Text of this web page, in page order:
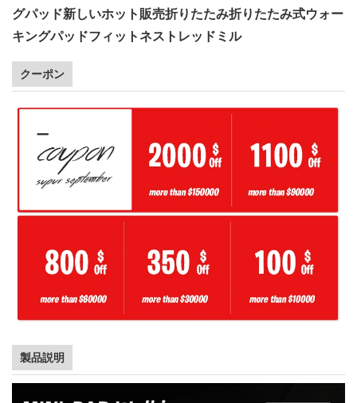
グパッド新しいホット販売折りたたみ折りたたみ式ウォー
キングパッドフィットネストレッドミル
クーポン
製品説明